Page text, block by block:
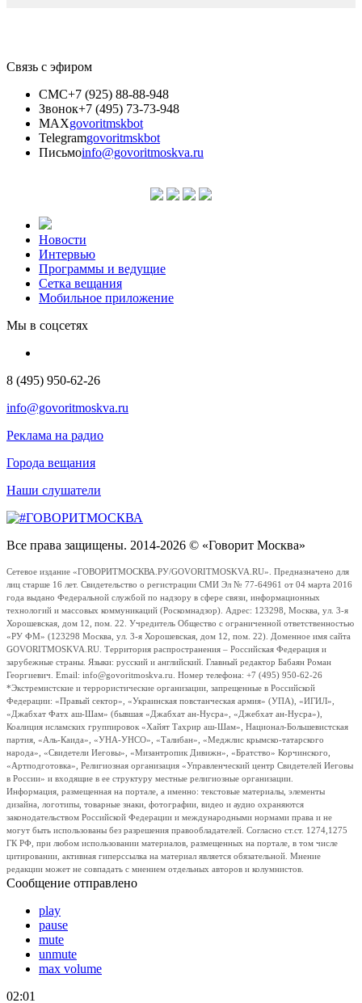
Связь с эфиром
СМС+7 (925) 88-88-948
Звонок+7 (495) 73-73-948
MAXgovoritmskbot
Telegramgovoritmskbot
Письмоinfo@govoritmoskva.ru
Новости
Интервью
Программы и ведущие
Сетка вещания
Мобильное приложение
Мы в соцсетях
8 (495) 950-62-26
info@govoritmoskva.ru
Реклама на радио
Города вещания
Наши слушатели
Все права защищены. 2014-2026 © «Говорит Москва»
Сетевое издание «ГОВОРИТМОСКВА.РУ/GOVORITMOSKVA.RU». Предназначено для
лиц старше 16 лет. Свидетельство о регистрации СМИ Эл № 77-64961 от 04 марта 2016
года выдано Федеральной службой по надзору в сфере связи, информационных
технологий и массовых коммуникаций (Роскомнадзор). Адрес: 123298, Москва, ул. 3-я
Хорошевская, дом 12, пом. 22. Учредитель Общество с ограниченной ответственностью
«РУ ФМ» (123298 Москва, ул. 3-я Хорошевская, дом 12, пом. 22). Доменное имя сайта
GOVORITMOSKVA.RU. Территория распространения – Российская Федерация и
зарубежные страны. Языки: русский и английский. Главный редактор Бабаян Роман
Георгиевич. Email: info@govoritmoskva.ru. Номер телефона: +7 (495) 950-62-26
*Экстремистские и террористические организации, запрещенные в Российской
Федерации: «Правый сектор», «Украинская повстанческая армия» (УПА), «ИГИЛ»,
«Джабхат Фатх аш-Шам» (бывшая «Джабхат ан-Нусра», «Джебхат ан-Нусра»),
Коалиция исламских группировок «Хайят Тахрир аш-Шам», Национал-Большевистская
партия, «Аль-Каида», «УНА-УНСО», «Талибан», «Меджлис крымско-татарского
народа», «Свидетели Иеговы», «Мизантропик Дивижн», «Братство» Корчинского,
«Артподготовка», Религиозная организация «Управленческий центр Свидетелей Иеговы
в России» и входящие в ее структуру местные религиозные организации.
Информация, размещенная на портале, а именно: текстовые материалы, элементы
дизайна, логотипы, товарные знаки, фотографии, видео и аудио охраняются
законодательством Российской Федерации и международными нормами права и не
могут быть использованы без разрешения правообладателей. Согласно ст.ст. 1274,1275
ГК РФ, при любом использовании материалов, размещенных на портале, в том числе
цитировании, активная гиперссылка на материал является обязательной. Мнение
редакции может не совпадать с мнением отдельных авторов и колумнистов.
Сообщение отправлено
play
pause
mute
unmute
max volume
02:01